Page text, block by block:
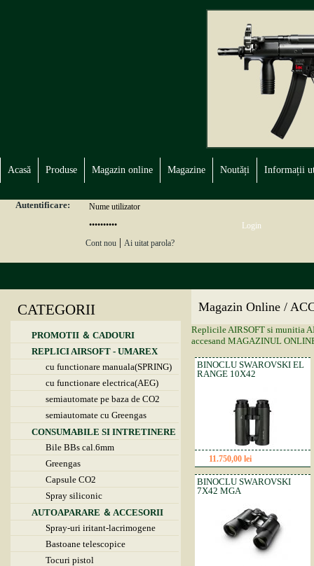
Acasă Produse Magazin online Magazine Noutăți Informații
Autentificare:
Cont nou | Ai uitat parola?
CATEGORII
PROMOTII ＆ CADOURI
REPLICI AIRSOFT - UMAREX
cu functionare manuala(SPRING)
cu functionare electrica(AEG)
semiautomate pe baza de CO2
semiautomate cu Greengas
CONSUMABILE SI INTRETINERE
Bile BBs cal.6mm
Greengas
Capsule CO2
Spray siliconic
AUTOAPARARE ＆ ACCESORII
Spray-uri iritant-lacrimogene
Bastoane telescopice
Tocuri pistol
Magazin Online /
Replicile AIRSOFT si munitia
accesand MAGAZINUL
BINOCLU SWAROVSKI EL
RANGE 10X42
11.750,00 lei
BINOCLU SWAROVSKI
7X42 MGA